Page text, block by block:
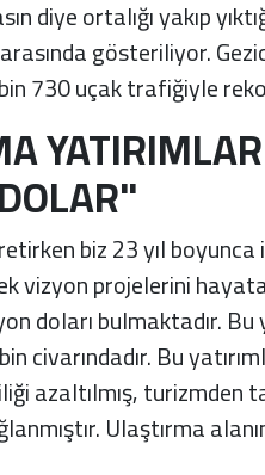
diye ortalığı yakıp
gösteriliyor.
730 uçak trafiğiyle
biz 23 yıl
vizyon projelerini hayata
doları bulmaktadır. Bu
civarındadır. Bu
azaltılmış, turizmden
Ulaştırma